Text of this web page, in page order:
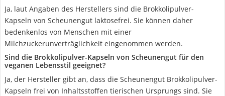
Ja, laut Angaben des Herstellers sind die Brokkolipulver-
Kapseln von Scheunengut laktosefrei. Sie können daher
bedenkenlos von Menschen mit einer
Milchzuckerunverträglichkeit eingenommen werden.
Sind die Brokkolipulver-Kapseln von Scheunengut für den
veganen Lebensstil geeignet?
Ja, der Hersteller gibt an, dass die Scheunengut Brokkolipulver-
Kapseln frei von Inhaltsstoffen tierischen Ursprungs sind. Sie